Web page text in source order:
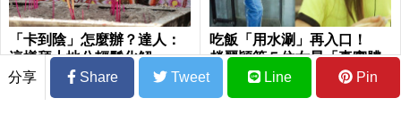
「卡到陰」怎麼辦？達人：
這樣拜土地公輕鬆化解
吃飯「用水涮」再入口！
趙麗穎等５位女星「真實體
重+減肥方法」公開
分享 Share Tweet Line Pin